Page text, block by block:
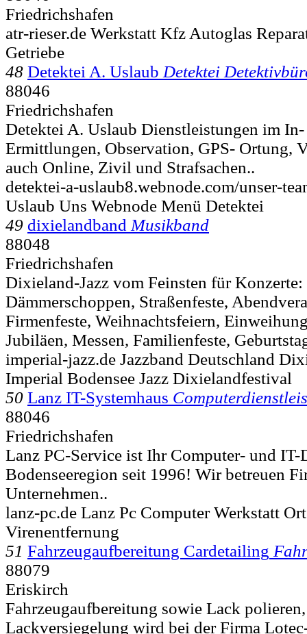
Friedrichshafen
atr-rieser.de Werkstatt Kfz Autoglas
Getriebe
48 Detektei A. Uslaub Detektei
88046
Friedrichshafen
Detektei A. Uslaub Dienstleistungen im
Ermittlungen, Observation, GPS- Ortung,
auch Online, Zivil und Strafsachen..
detektei-a-uslaub8.webnode.com/unser-
Uslaub Uns Webnode Menü Detektei
49 dixielandband Musikband
88048
Friedrichshafen
Dixieland-Jazz vom Feinsten für Konzerte:
Dämmerschoppen, Straßenfeste,
Firmenfeste, Weihnachtsfeiern,
Jubiläen, Messen, Familienfeste,
imperial-jazz.de Jazzband Deutschland
Imperial Bodensee Jazz Dixielandfestival
50 Lanz IT-Systemhaus
88046
Friedrichshafen
Lanz PC-Service ist Ihr Computer- und IT-
Bodenseeregion seit 1996! Wir betreuen
Unternehmen..
lanz-pc.de Lanz Pc Computer Werkstatt
Virenentfernung
51 Fahrzeugaufbereitung Cardetailing
88079
Eriskirch
Fahrzeugaufbereitung sowie Lack
Lackversiegelung wird bei der Firma